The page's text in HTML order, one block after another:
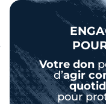
Votre don
d’agir
pour